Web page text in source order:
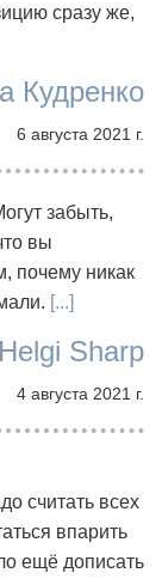
сразу же,
Кудренко
6 августа 2021 г.
забыть,
вы
почему никак
[...]
Helgi Sharp
4 августа 2021 г.
считать всех
впарить
ещё дописать